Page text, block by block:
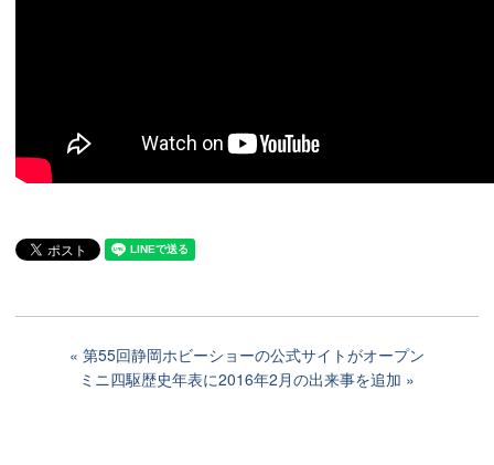
第55回静岡ホビーショーの公式サイトがオープン
ミニ四駆歴史年表に2016年2月の出来事を追加